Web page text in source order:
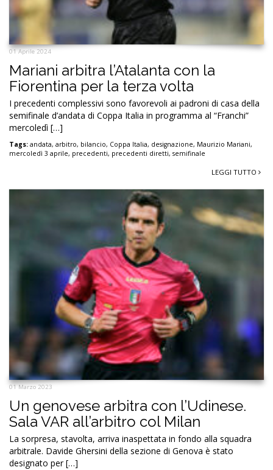
01 Aprile 2024
Mariani arbitra l’Atalanta con la
Fiorentina per la terza volta
I precedenti complessivi sono favorevoli ai padroni di casa della
semifinale d’andata di Coppa Italia in programma al “Franchi”
mercoledì […]
Tags: andata, arbitro, bilancio, Coppa Italia, designazione, Maurizio Mariani,
mercoledì 3 aprile, precedenti, precedenti diretti, semifinale
LEGGI TUTTO
01 Marzo 2023
Un genovese arbitra con l’Udinese.
Sala VAR all’arbitro col Milan
La sorpresa, stavolta, arriva inaspettata in fondo alla squadra
arbitrale. Davide Ghersini della sezione di Genova è stato
designato per […]